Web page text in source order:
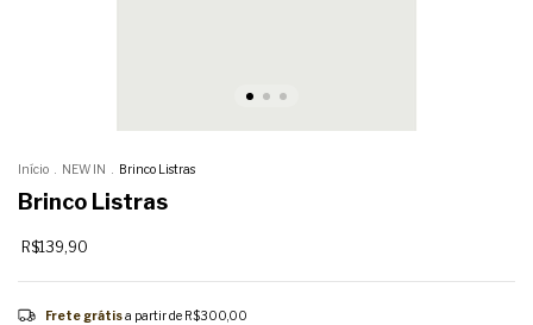
Início NEW IN Brinco Listras
Brinco Listras
R$139,90
Frete grátisa partir de R$300,00